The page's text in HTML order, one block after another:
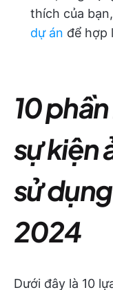
thích của
dự án để hợp
10
sự kiện
sử
2024
Dưới đây là 10